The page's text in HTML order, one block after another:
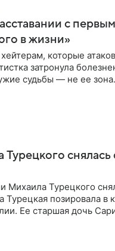
с
в жизни»
которые
затронула
судьбы — не ее зона
снялась
Михаила Турецкого
Турецкая позировала в
Ее старшая дочь